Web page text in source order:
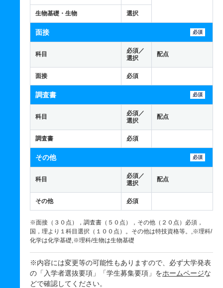
生物基礎・生物 選択
面接 必須
科目
必須／
選択
配点
面接 必須
調査書 必須
科目
必須／
選択
配点
調査書 必須
その他 必須
科目
必須／
選択
配点
その他 必須
※面接（３０点），調査書（５０点），その他（２０点）必須，
国，理より１科目選択（１００点）。その他は特技資格等。,※理科/
化学は化学基礎,※理科/生物は生物基礎
※内容には変更等の可能性もありますので、必ず大学発表
の「入学者選抜要項」「学生募集要項」をホームページな
どで確認してください。